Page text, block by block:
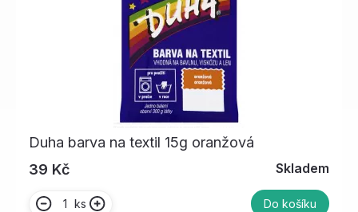
Duha barva na textil 15g oranžová
39 Kč
Skladem
ks Do košíku